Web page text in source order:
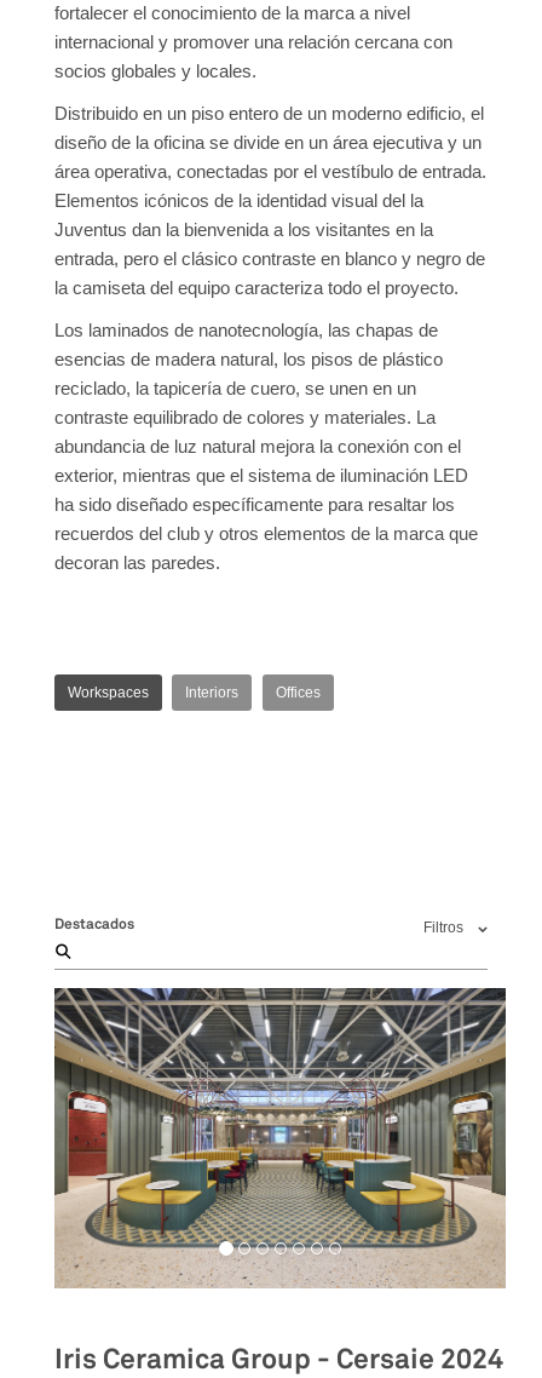
fortalecer el conocimiento de la marca a nivel
internacional y promover una relación cercana con
socios globales y locales.
Distribuido en un piso entero de un moderno edificio, el
diseño de la oficina se divide en un área ejecutiva y un
área operativa, conectadas por el vestíbulo de entrada.
Elementos icónicos de la identidad visual del la
Juventus dan la bienvenida a los visitantes en la
entrada, pero el clásico contraste en blanco y negro de
la camiseta del equipo caracteriza todo el proyecto.
Los laminados de nanotecnología, las chapas de
esencias de madera natural, los pisos de plástico
reciclado, la tapicería de cuero, se unen en un
contraste equilibrado de colores y materiales. La
abundancia de luz natural mejora la conexión con el
exterior, mientras que el sistema de iluminación LED
ha sido diseñado específicamente para resaltar los
recuerdos del club y otros elementos de la marca que
decoran las paredes.
Workspaces Interiors Offices
Destacados Filtros
Iris Ceramica Group - Cersaie 2024